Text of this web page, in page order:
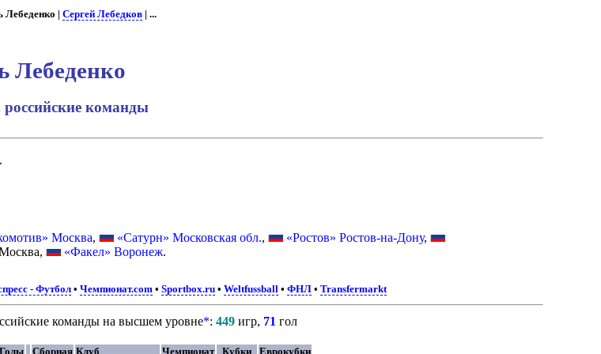
| Сергей Лебедков| ...
Лебеденко
российские команды
Москва, «Сатурн» Московская обл., «Ростов» Ростов-на-Дону,
«Факел» Воронеж.
- Футбол •Чемпионат.com •Sportbox.ru •Weltfussball •ФНЛ •Transfermarkt
команды на высшем уровне*: 449 игр, 71 гол
Голы Сборная Клуб Чемпионат Кубки Еврокубки